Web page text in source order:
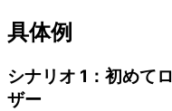
具体例
シナリオ 1：初めて
ザー